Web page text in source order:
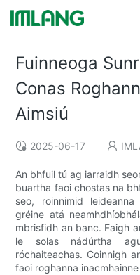
Fuinneoga
Conas
Aimsiú
2025-06-17
An bhfuil tú ag iarraidh
buartha faoi chostas na
seo, roinnimid
gréine atá
mbrisfidh an banc. Faigh
le solas nádúrtha
róchaiteachas. Coinnigh
faoi roghanna